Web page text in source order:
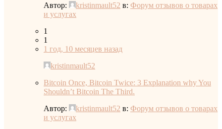
Автор:
kristinmault52 в: Форум отзывов о товарах
и услугах
1
1
1 год, 10 месяцев назад
kristinmault52
Bitcoin Once, Bitcoin Twice: 3 Explanation why You
Shouldn’t Bitcoin The Third.
Автор:
kristinmault52 в: Форум отзывов о товарах
и услугах